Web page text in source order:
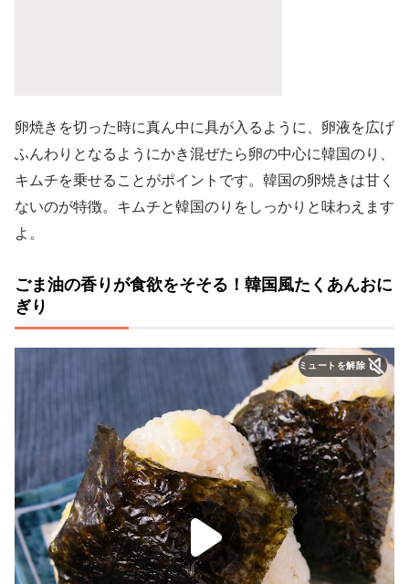
卵焼きを切った時に真ん中に具が入るように、卵液を広げ
ふんわりとなるようにかき混ぜたら卵の中心に韓国のり、
キムチを乗せることがポイントです。韓国の卵焼きは甘く
ないのが特徴。キムチと韓国のりをしっかりと味わえます
よ。
ごま油の香りが食欲をそそる！韓国風たくあんおに
ぎり
ミュートを解除